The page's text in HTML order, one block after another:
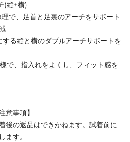
(縦+横)
で、足首と足裏のアーチをサポート
る縦と横のダブルアーチサポートを
で、指入れをよくし、フィット感を
意事項】
後の返品はできかねます。試着前に
ます。